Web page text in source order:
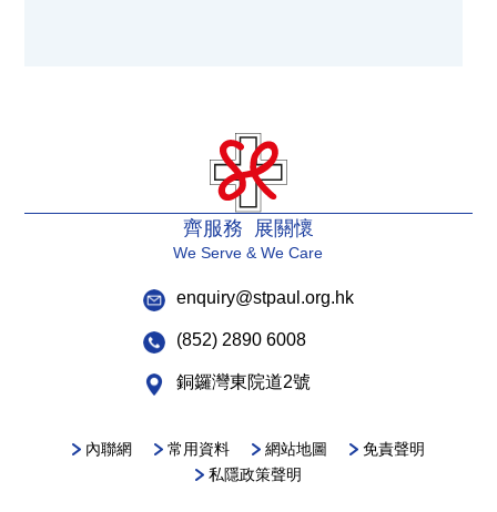
齊服務 展關懷
We Serve & We Care
enquiry@stpaul.org.hk
(852) 2890 6008
銅鑼灣東院道2號
內聯網 常用資料 網站地圖
免責聲明
私隱政策聲明